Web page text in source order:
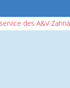
des A&V